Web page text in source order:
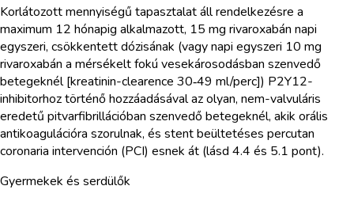
Korlátozott mennyiségű tapasztalat áll rendelkezésre a
maximum 12 hónapig alkalmazott, 15 mg rivaroxabán napi
egyszeri, csökkentett dózisának (vagy napi egyszeri 10 mg
rivaroxabán a mérsékelt fokú vesekárosodásban szenvedő
betegeknél [kreatinin-clearence 30‑49 ml/perc]) P2Y12-
inhibitorhoz történő hozzáadásával az olyan, nem-valvuláris
eredetű pitvarfibrillációban szenvedő betegeknél, akik orális
antikoagulációra szorulnak, és stent beültetéses percutan
coronaria intervención (PCI) esnek át (lásd 4.4 és 5.1 pont).
Gyermekek és serdülők